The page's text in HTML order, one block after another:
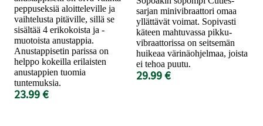
peppuseksiä aloitteleville ja
vaihtelusta pitäville, sillä se
sisältää 4 erikokoista ja -
muotoista anustappia.
Anustappisetin parissa on
helppo kokeilla erilaisten
anustappien tuomia
tuntemuksia.
23.99 €
sarjan minivibraattori omaa
yllättävät voimat. Sopivasti
käteen mahtuvassa pikku-
vibraattorissa on seitsemän
huikeaa värinäohjelmaa, joista
ei tehoa puutu.
29.99 €